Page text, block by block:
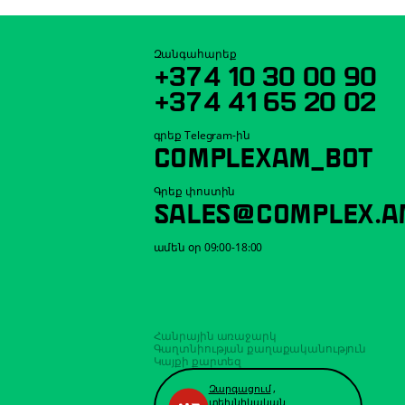
Զանգահարեք
+374 10 30 00 90
+374 41 65 20 02
գրեք Telegram-ին
COMPLEXAM_BOT
Գրեք փոստին
ամեն օր 09:00-18:00
Հանրային առաջարկ
Գաղտնիության քաղաքականություն
Կայքի քարտեզ
Զարգացում,
տեխնիկական